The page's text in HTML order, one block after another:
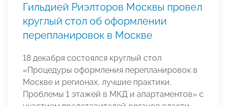
Гильдией Риэлторов Москвы провел
круглый стол об оформлении
перепланировок в Москве
18 декабря состоялся круглый стол
«Процедуры оформления перепланировок в
Москве и регионах, лучшие практики.
Проблемы 1 этажей в МКД и апартаментов» с